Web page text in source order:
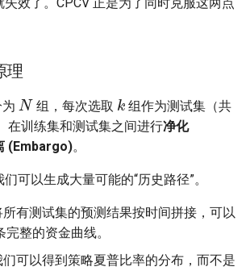
效了。CPCV 正是为了同时克服这两点
理
N
组，每次选取
k
组作为测试集（共
在训练集和测试集之间进行净化
(Embargo)。
可以生成大量可能的“历史路径”。
所有测试集的预测结果按时间拼接，可以
完整的资金曲线。
们可以得到策略夏普比率的分布，而不是